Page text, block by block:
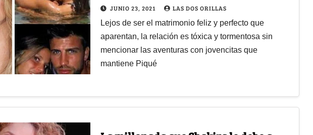
JUNIO 23, 2021 LAS DOS ORILLAS
Lejos de ser el matrimonio feliz y perfecto que
aparentan, la relación es tóxica y tormentosa sin
mencionar las aventuras con jovencitas que
mantiene Piqué